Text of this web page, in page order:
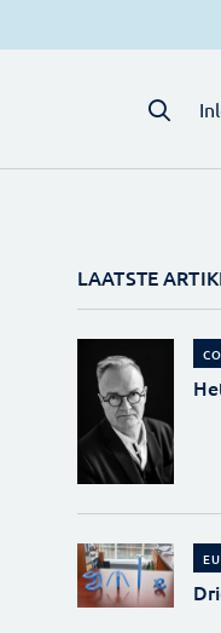
LAATSTE